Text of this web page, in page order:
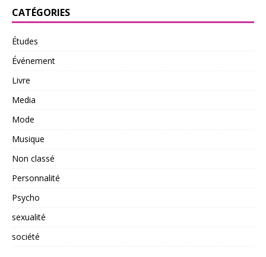
CATÉGORIES
Études
Événement
Livre
Media
Mode
Musique
Non classé
Personnalité
Psycho
sexualité
société